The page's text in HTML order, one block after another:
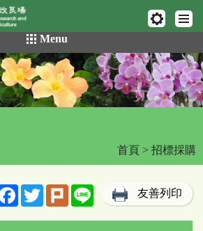
Menu
首頁 > 招標採購
FacebookTwitterPlurk Line 友善列印